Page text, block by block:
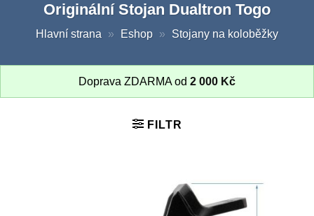
Originální Stojan Dualtron Togo
Hlavní strana » Eshop » Stojany na koloběžky
Doprava ZDARMA od 2 000 Kč
FILTR